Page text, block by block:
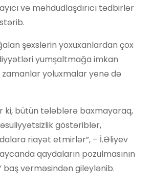
və məhdudlaşdırıcı tədbirlər
şəxslərin yoxuxanlardan çox
yumşaltmağa imkan
zamanlar yoluxmalar yenə də
ki, bütün tələblərə baxmayaraq,
göstəriblər,
riayət etmirlər”, – İ.Əliyev
qaydaların pozulmasının
baş verməsindən gileylənib.